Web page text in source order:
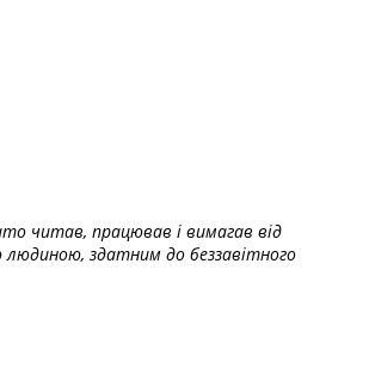
читав, працював і вимагав від
людиною, здатним до беззавітного